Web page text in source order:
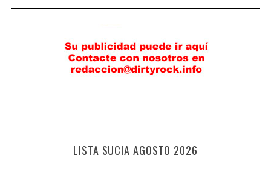
LISTA SUCIA AGOSTO 2026